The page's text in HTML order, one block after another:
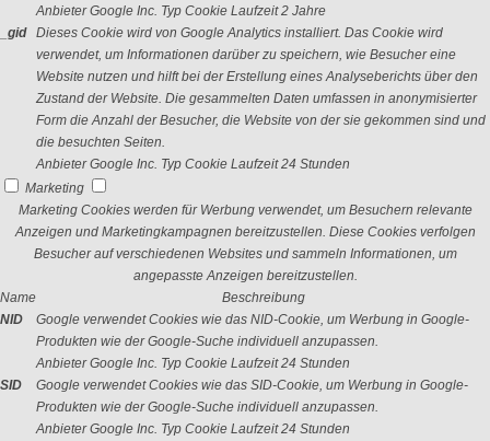
Anbieter Google Inc. Typ Cookie Laufzeit 2 Jahre
_gid
Dieses Cookie wird von Google Analytics installiert. Das Cookie wird
verwendet, um Informationen darüber zu speichern, wie Besucher eine
Website nutzen und hilft bei der Erstellung eines Analyseberichts über den
Zustand der Website. Die gesammelten Daten umfassen in anonymisierter
Form die Anzahl der Besucher, die Website von der sie gekommen sind und
die besuchten Seiten.
Anbieter Google Inc. Typ Cookie Laufzeit 24 Stunden
Marketing
Marketing Cookies werden für Werbung verwendet, um Besuchern relevante
Anzeigen und Marketingkampagnen bereitzustellen. Diese Cookies verfolgen
Besucher auf verschiedenen Websites und sammeln Informationen, um
angepasste Anzeigen bereitzustellen.
Name
Beschreibung
NID
Google verwendet Cookies wie das NID-Cookie, um Werbung in Google-
Produkten wie der Google-Suche individuell anzupassen.
Anbieter Google Inc. Typ Cookie Laufzeit 24 Stunden
SID
Google verwendet Cookies wie das SID-Cookie, um Werbung in Google-
Produkten wie der Google-Suche individuell anzupassen.
Anbieter Google Inc. Typ Cookie Laufzeit 24 Stunden